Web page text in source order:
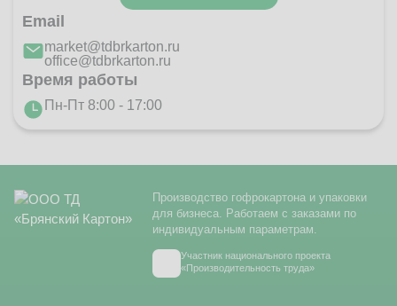
Email
market@tdbrkarton.ru
office@tdbrkarton.ru
Время работы
Пн-Пт 8:00 - 17:00
Производство гофрокартона и упаковки
для бизнеса. Работаем с заказами по
индивидуальным параметрам.
Участник национального проекта
«Производительность труда»